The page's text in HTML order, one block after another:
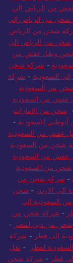
من الرياض الى
من الرياض الي
من الرياض إلى
شحن من الرياض
شحن من الرياض الى
ونقل عفش من
- شركة شحن
السعودية- شركة
من السعودية
عفش من السعودية
-شحن من الامارات
للسعودية-
عفش من السعودية
شحن من السعودية
عفش من السعودية
شحن من السعودية
-شركة شحن من
الاردن-شحن
السعودية الي
-شركة شحن من
شحن من دبي لمصر-
الى قطر
شركة
لقطر-نقل